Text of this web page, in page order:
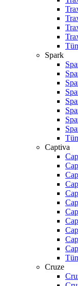
Spark
Captiva
Cruze